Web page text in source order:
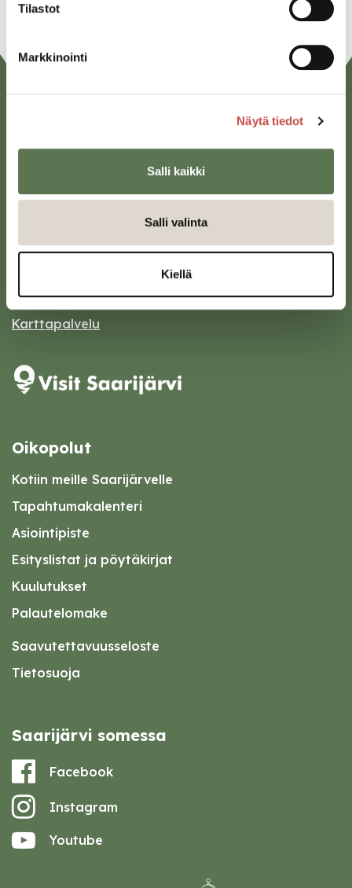
Tilastot
Markkinointi
Näytä tiedot
Salli kaikki
Salli valinta
Kiellä
Sivulantie 11, PL 13
kirjaamo@saarijarvi.fi
Karttapalvelu
Oikopolut
Kotiin meille Saarijärvelle
Tapahtumakalenteri
Asiointipiste
Esityslistat ja pöytäkirjat
Kuulutukset
Palautelomake
Saavutettavuusseloste
Tietosuoja
Saarijärvi somessa
Facebook
Instagram
Youtube